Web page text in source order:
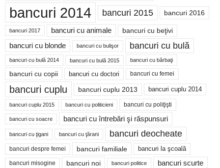
bancuri 2014 bancuri 2015 bancuri 2016
bancuri 2017 bancuri cu animale bancuri cu beţivi
bancuri cu blonde bancuri cu bulişor bancuri cu bulă
bancuri cu bulă 2014 bancuri cu bulă 2015 bancuri cu bărbaţi
bancuri cu copii bancuri cu doctori bancuri cu femei
bancuri cuplu bancuri cuplu 2013 bancuri cuplu 2014
bancuri cuplu 2015 bancuri cu politicieni bancuri cu poliţişti
bancuri cu soacre bancuri cu întrebări şi răspunsuri
bancuri cu ţigani bancuri cu ţărani bancuri deocheate
bancuri despre femei bancuri familiale bancuri la şcoală
bancuri misogine bancuri noi bancuri politice bancuri scurte